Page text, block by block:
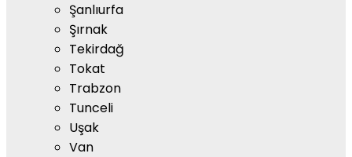
Şanlıurfa
Şırnak
Tekirdağ
Tokat
Trabzon
Tunceli
Uşak
Van